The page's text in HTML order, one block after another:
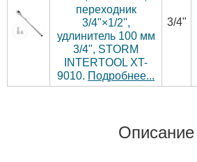
переходник
3/4"×1/2'',
удлинитель 100 мм
3/4", STORM
INTERTOOL XT-
9010. Подробнее...
3/4"
Описание